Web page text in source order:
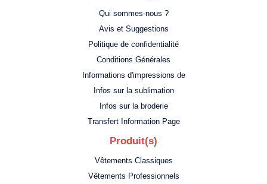
Qui sommes-nous ?
Avis et Suggestions
Politique de confidentialité
Conditions Générales
Informations d'impressions de
Infos sur la sublimation
Infos sur la broderie
Transfert Information Page
Produit(s)
Vêtements Classiques
Vêtements Professionnels